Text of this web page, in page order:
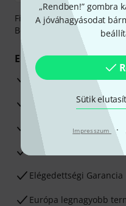
„Rendben!” gombra
A jóváhagyásodat
Sütik
Impresszum ·
Fizessen biztonságosan,
Betéti- vagy hitelkártya
Előnyök
3 éves Thomann-
30 napos
Javítás/Szervizelés
Hozzáértők
Elégedettségi Garancia
Európa legnagyobb